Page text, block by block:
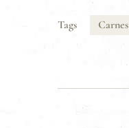
Tags Carnes